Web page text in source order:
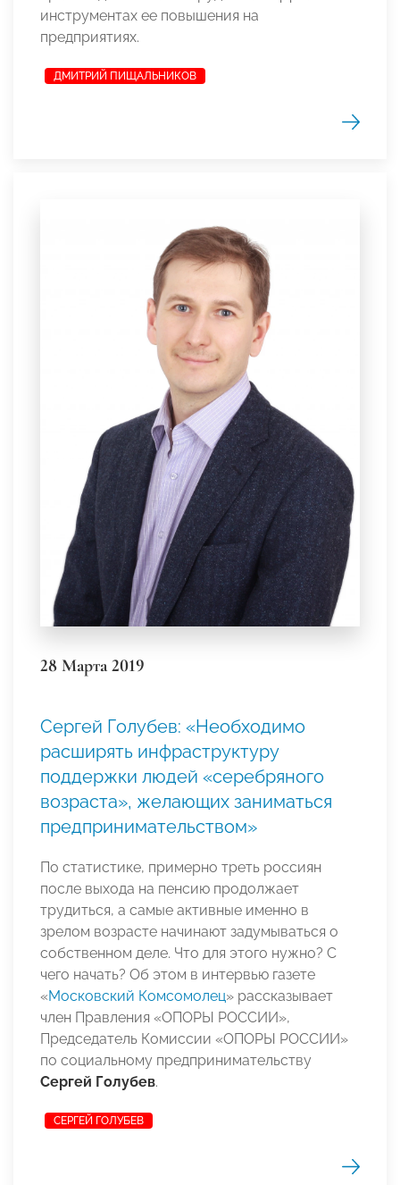
инструментах ее повышения на
предприятиях.
ДМИТРИЙ ПИЩАЛЬНИКОВ
28 Марта 2019
Сергей Голубев: «Необходимо
расширять инфраструктуру
поддержки людей «серебряного
возраста», желающих заниматься
предпринимательством»
По статистике, примерно треть россиян
после выхода на пенсию продолжает
трудиться, а самые активные именно в
зрелом возрасте начинают задумываться о
собственном деле. Что для этого нужно? С
чего начать? Об этом в интервью газете
«Московский Комсомолец» рассказывает
член Правления «ОПОРЫ РОССИИ»,
Председатель Комиссии «ОПОРЫ РОССИИ»
по социальному предпринимательству
Сергей Голубев.
СЕРГЕЙ ГОЛУБЕВ